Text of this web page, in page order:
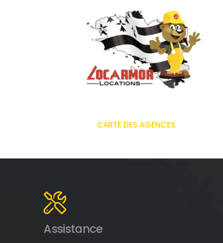
CARTE DES AGENCES
Assistance